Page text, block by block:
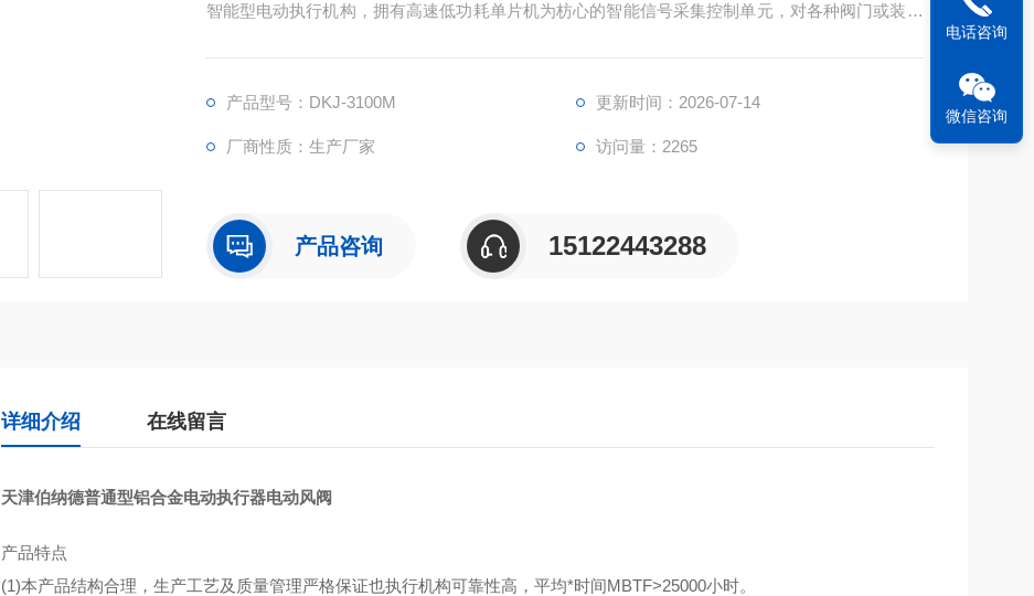
智能型电动执行机构，拥有高速低功耗单片机为枋心的智能信号采集控制单元，对各种阀门或装置
产品型号：DKJ-3100M 更新时间：2026-07-14
厂商性质：生产厂家 访问量：2265
产品咨询 15122443288
详细介绍 在线留言
天津伯纳德普通型铝合金电动执行器电动风阀
产品特点
(1)本产品结构合理，生产工艺及质量管理严格保证也执行机构可靠性高，平均*时间MBTF>25000小时。
电话咨询
微信咨询